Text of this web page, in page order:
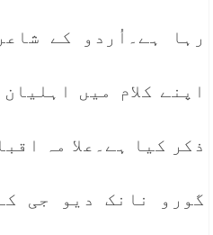
رہا ہے۔اُردو کے
اپنے کلام میں
ذکر کیا ہے۔علا مہ
گورو نانک دیو جی